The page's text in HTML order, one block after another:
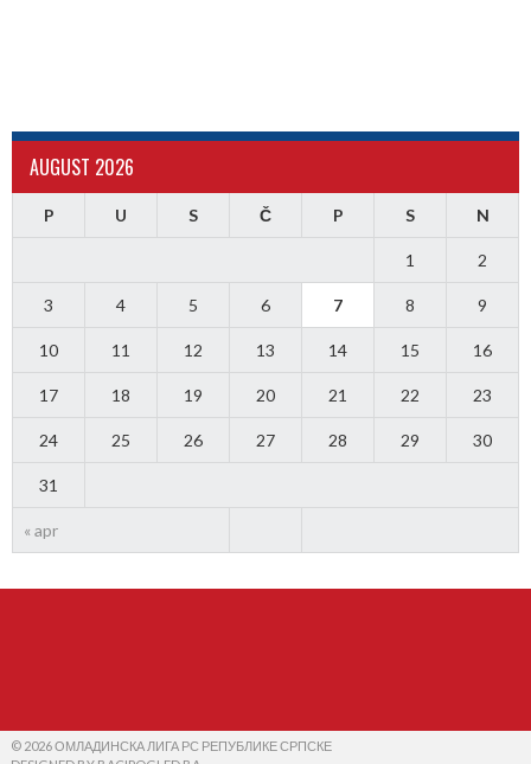
AUGUST 2026
P U S Č P S N
« apr
1 2
3 4 5 6 7 8 9
10 11 12 13 14 15 16
17 18 19 20 21 22 23
24 25 26 27 28 29 30
31
© 2026 ОМЛАДИНСКА ЛИГА РС РЕПУБЛИКЕ СРПСКЕ